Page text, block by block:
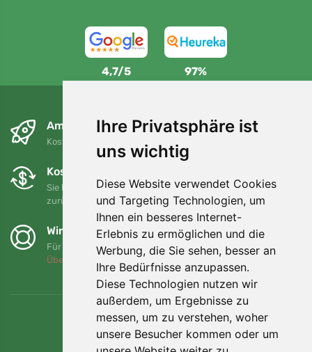
Ihre Privatsphäre ist
uns wichtig
Diese Website verwendet Cookies
und Targeting Technologien, um
Ihnen ein besseres Internet-
Erlebnis zu ermöglichen und die
Werbung, die Sie sehen, besser an
Ihre Bedürfnisse anzupassen.
Diese Technologien nutzen wir
außerdem, um Ergebnisse zu
messen, um zu verstehen, woher
unsere Besucher kommen oder um
4,7/5 97%
Am nächsten Tag und kostenlos
Kostenloser Versand für Bestellungen über 80 EUR
Kostenloser Umtausch und Rückgabe
Sie können Ihre Bestellung jederzeit innerhalb von 90 Tagen
zurückgeben oder umtauschen.
Wir unterstützen Trees.org
Für jede Bestellung pflanzen wir einen Baum! Mehr lesen
Über uns